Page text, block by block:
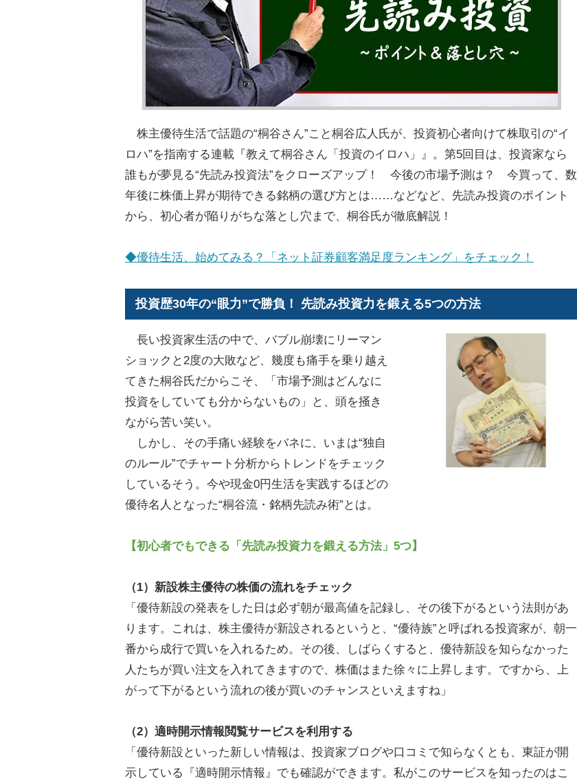
株主優待生活で話題の“桐谷さん”こと桐谷広人氏が、投資初心者向けて株取引の“イ
ロハ”を指南する連載『教えて桐谷さん「投資のイロハ」』。第5回目は、投資家なら
誰もが夢見る“先読み投資法”をクローズアップ！ 今後の市場予測は？ 今買って、数
年後に株価上昇が期待できる銘柄の選び方とは……などなど、先読み投資のポイント
から、初心者が陥りがちな落とし穴まで、桐谷氏が徹底解説！
◆優待生活、始めてみる？「ネット証券顧客満足度ランキング」をチェック！
投資歴30年の“眼力”で勝負！ 先読み投資力を鍛える5つの方法
長い投資家生活の中で、バブル崩壊にリーマン
ショックと2度の大敗など、幾度も痛手を乗り越え
てきた桐谷氏だからこそ、「市場予測はどんなに
投資をしていても分からないもの」と、頭を掻き
ながら苦い笑い。
しかし、その手痛い経験をバネに、いまは“独自
のルール”でチャート分析からトレンドをチェック
しているそう。今や現金0円生活を実践するほどの
優待名人となった“桐谷流・銘柄先読み術”とは。
【初心者でもできる「先読み投資力を鍛える方法」5つ】
（1）新設株主優待の株価の流れをチェック
「優待新設の発表をした日は必ず朝が最高値を記録し、その後下がるという法則があ
ります。これは、株主優待が新設されるというと、“優待族”と呼ばれる投資家が、朝一
番から成行で買いを入れるため。その後、しばらくすると、優待新設を知らなかった
人たちが買い注文を入れてきますので、株価はまた徐々に上昇します。ですから、上
がって下がるという流れの後が買いのチャンスといえますね」
（2）適時開示情報閲覧サービスを利用する
「優待新設といった新しい情報は、投資家ブログや口コミで知らなくとも、東証が開
示している『適時開示情報』でも確認ができます。私がこのサービスを知ったのはこ